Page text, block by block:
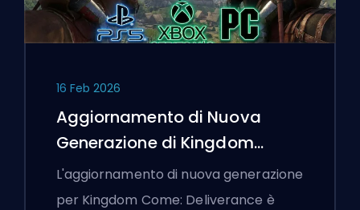
16 Feb 2026
Aggiornamento di Nuova
Generazione di Kingdom
Come: Deliverance: Un'Analisi
Approfondita
L'aggiornamento di nuova generazione
per Kingdom Come: Deliverance è